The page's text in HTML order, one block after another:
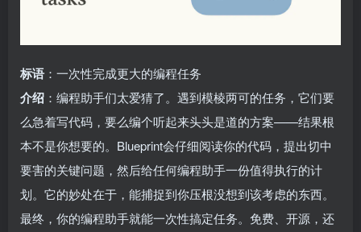
标语 ：一次性完成更大的编程任务
介绍 ：编程助手们太爱猜了。遇到模棱两可的任务，它们要
么急着写代码，要么编个听起来头头是道的方案——结果根
本不是你想要的。Blueprint会仔细阅读你的代码，提出切中
要害的关键问题，然后给任何编程助手一份值得执行的计
划。它的妙处在于，能捕捉到你压根没想到该考虑的东西。
最终，你的编程助手就能一次性搞定任务。免费、开源，还